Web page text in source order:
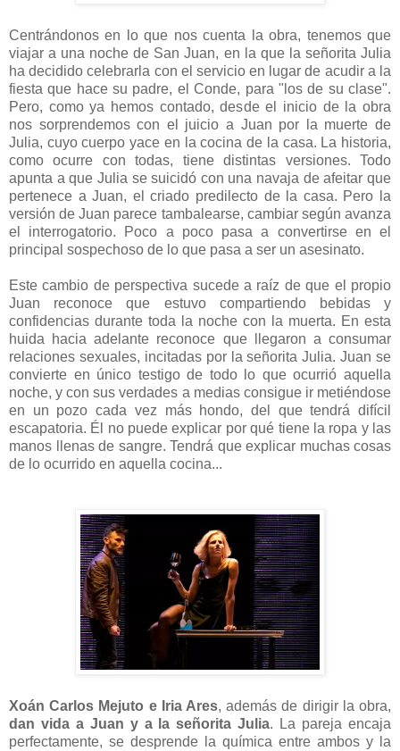
Centrándonos en lo que nos cuenta la obra, tenemos que
viajar a una noche de San Juan, en la que la señorita Julia
ha decidido celebrarla con el servicio en lugar de acudir a la
fiesta que hace su padre, el Conde, para "los de su clase".
Pero, como ya hemos contado, desde el inicio de la obra
nos sorprendemos con el juicio a Juan por la muerte de
Julia, cuyo cuerpo yace en la cocina de la casa. La historia,
como ocurre con todas, tiene distintas versiones. Todo
apunta a que Julia se suicidó con una navaja de afeitar que
pertenece a Juan, el criado predilecto de la casa. Pero la
versión de Juan parece tambalearse, cambiar según avanza
el interrogatorio. Poco a poco pasa a convertirse en el
principal sospechoso de lo que pasa a ser un asesinato.
Este cambio de perspectiva sucede a raíz de que el propio
Juan reconoce que estuvo compartiendo bebidas y
confidencias durante toda la noche con la muerta. En esta
huida hacia adelante reconoce que llegaron a consumar
relaciones sexuales, incitadas por la señorita Julia. Juan se
convierte en único testigo de todo lo que ocurrió aquella
noche, y con sus verdades a medias consigue ir metiéndose
en un pozo cada vez más hondo, del que tendrá difícil
escapatoria. Él no puede explicar por qué tiene la ropa y las
manos llenas de sangre. Tendrá que explicar muchas cosas
de lo ocurrido en aquella cocina...
Xoán Carlos Mejuto e Iria Ares, además de dirigir la obra,
dan vida a Juan y a la señorita Julia. La pareja encaja
perfectamente, se desprende la química entre ambos y la